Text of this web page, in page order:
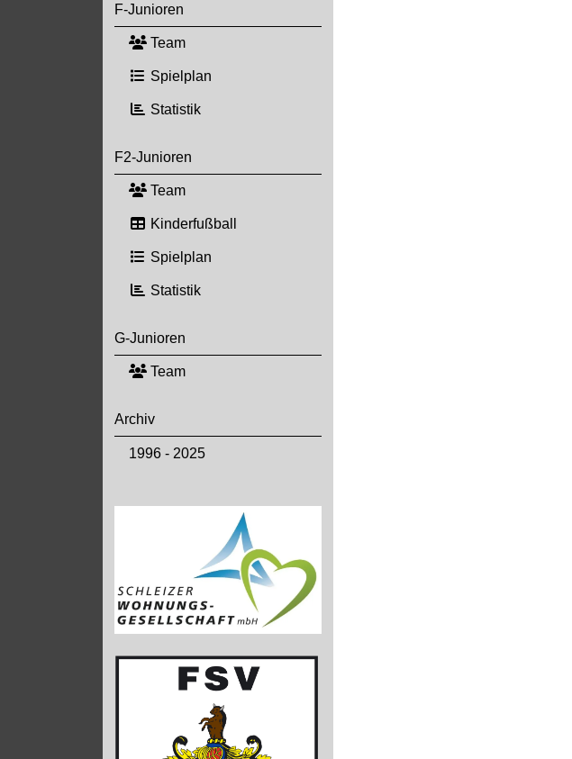
F-Junioren
Team
Spielplan
Statistik
F2-Junioren
Team
Kinderfußball
Spielplan
Statistik
G-Junioren
Team
Archiv
1996 - 2025